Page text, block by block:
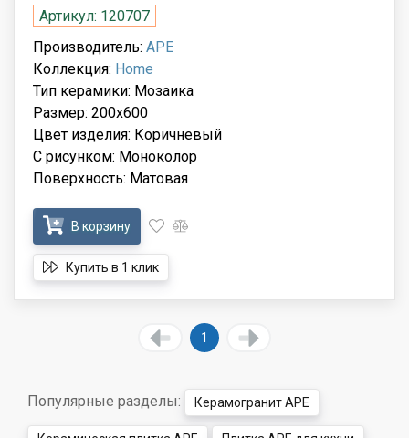
Артикул: 120707
Производитель: APE
Коллекция: Home
Тип керамики: Мозаика
Размер: 200x600
Цвет изделия: Коричневый
С рисунком: Моноколор
Поверхность: Матовая
В корзину
Купить в 1 клик
1
Популярные разделы: Керамогранит APE